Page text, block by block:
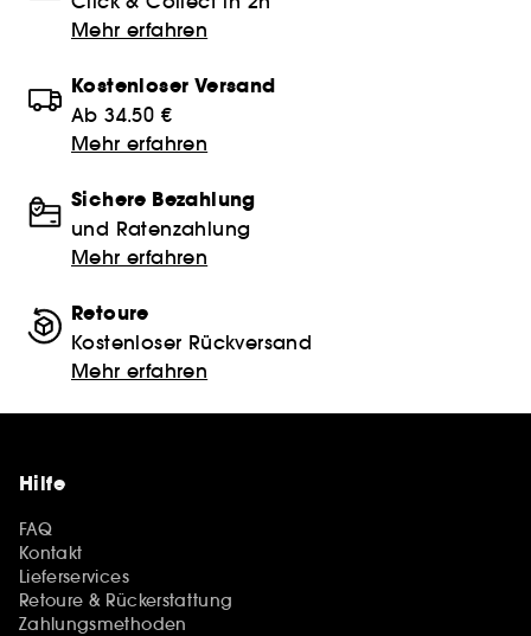
Mehr erfahren
Kostenloser Versand
Ab 34.50 €
Mehr erfahren
Sichere Bezahlung
und Ratenzahlung
Mehr erfahren
Retoure
Kostenloser Rückversand
Mehr erfahren
Hilfe
FAQ
Kontakt
Lieferservices
Retoure & Rückerstattung
Zahlungsmethoden